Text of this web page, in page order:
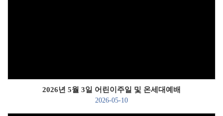
2026년 5월 3일 어린이주일 및 온세대예배
2026-05-10